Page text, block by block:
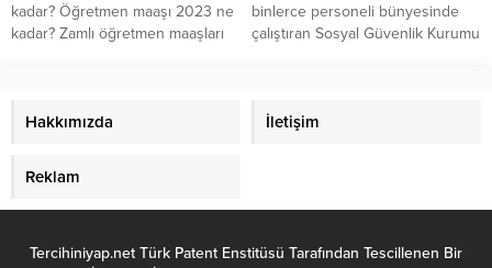
kadar? Öğretmen maaşı 2023 ne
kadar? Zamlı öğretmen maaşları
İşte öğretmen maaşları 2023 ile
binlerce personeli bünyesinde
çalıştıran Sosyal Güvenlik Kurumu
maaş alacaktır? SGk da memur,
personel 2023 te ne kadar maaş
Hakkımızda İletişim
Reklam
Tercihiniyap.net Türk Patent Enstitüsü Tarafından Tescillenen Bir